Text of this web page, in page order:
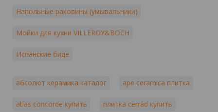
Напольные раковины (умывальники)
Мойки для кухни VILLEROY&BOCH
Испанские биде
абсолют керамика каталог ape ceramica плитка
atlas concorde купить плитка cerrad купить